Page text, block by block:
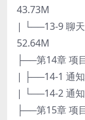
43.73M
| └──13-9 聊
52.64M
├──第14章 项
| ├──14-1 通
| └──14-2 通
├──第15章 项